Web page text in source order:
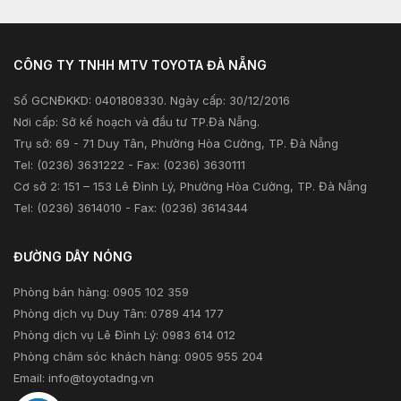
Xã hội
Thông tin khác
CÔNG TY TNHH MTV TOYOTA ĐÀ NẴNG
Số GCNĐKKD: 0401808330. Ngày cấp: 30/12/2016
Nơi cấp: Sở kế hoạch và đầu tư TP.Đà Nẵng.
Trụ sở: 69 - 71 Duy Tân, Phường Hòa Cường, TP. Đà Nẵng
Tel: (0236) 3631222 - Fax: (0236) 3630111
Cơ sở 2: 151 – 153 Lê Đình Lý, Phường Hòa Cường, TP. Đà Nẵng
Tel: (0236) 3614010 - Fax: (0236) 3614344
ĐƯỜNG DÂY NÓNG
Phòng bán hàng: 0905 102 359
Phòng dịch vụ Duy Tân: 0789 414 177
Phòng dịch vụ Lê Đình Lý: 0983 614 012
Phòng chăm sóc khách hàng: 0905 955 204
Email: info@toyotadng.vn